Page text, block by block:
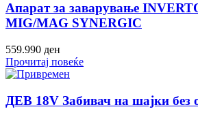
Апарат за заварување
MIG/MAG SYNERGIC
559.990 ден
Прочитај повеќе
ДЕВ 18V Забивач на шајки без